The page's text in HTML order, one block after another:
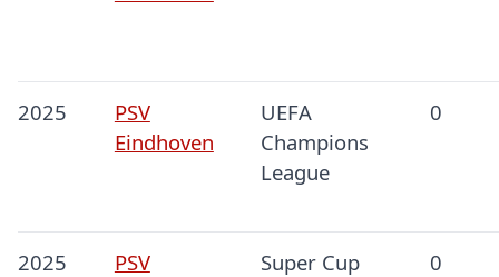
2025
PSV
Eindhoven
UEFA
Champions
League
0
2025
PSV
Super Cup 0